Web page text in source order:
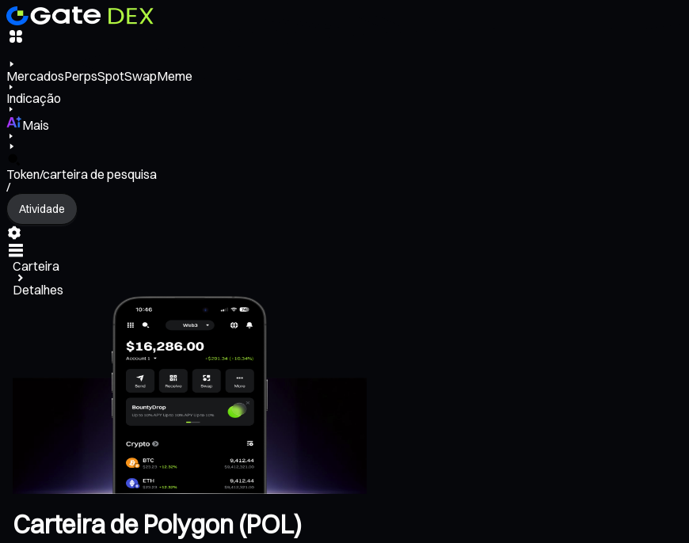
MercadosPerpsSpotSwapMeme
Indicação
Mais
Token/carteira de pesquisa
/
Atividade
Carteira
Detalhes
Carteira de Polygon (POL)